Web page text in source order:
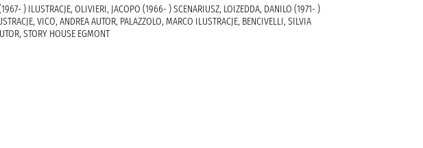
) ILUSTRACJE, OLIVIERI, JACOPO (1966- ) SCENARIUSZ, LOIZEDDA, DANILO (1971- )
VICO, ANDREA AUTOR, PALAZZOLO, MARCO ILUSTRACJE, BENCIVELLI, SILVIA
STORY HOUSE EGMONT